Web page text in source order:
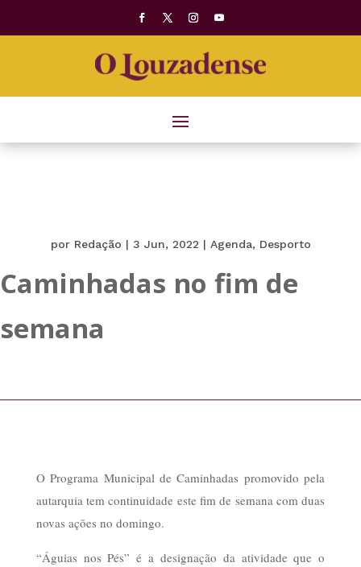
por Redação | 3 Jun, 2022 | Agenda, Desporto
Caminhadas no fim de
semana
O Programa Municipal de Caminhadas promovido pela
autarquia tem continuidade este fim de semana com duas
novas ações no domingo.
“Águias nos Pés” é a designação da atividade que o